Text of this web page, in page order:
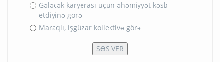
Gələcək karyerası üçün əhəmiyyət kəsb
etdiyinə görə
Maraqlı, işgüzar kollektivə görə